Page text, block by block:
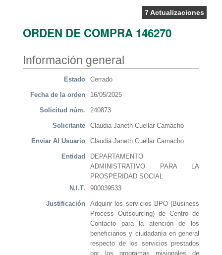
7 Actualizaciones
ORDEN DE COMPRA 146270
Información general
Estado Cerrado
Fecha de la orden 16/05/2025
Solicitud núm. 240873
Solicitante Claudia Janeth Cuellar Camacho
Enviar Al Usuario Claudia Janeth Cuellar Camacho
Entidad
DEPARTAMENTO
ADMINISTRATIVO PARA LA
PROSPERIDAD SOCIAL
N.I.T.
900039533
Justificación
Adquirir los servicios BPO (Business
Process Outsourcing) de Centro de
Contacto para la atención de los
beneficiarios y ciudadanía en general
respecto de los servicios prestados
por los programas misionales de